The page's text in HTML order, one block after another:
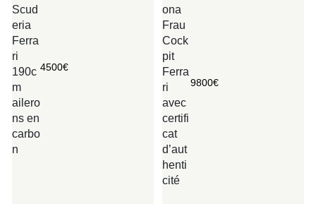
Scud
eria
Ferra
ri
190c
m
ailero
ns en
carbo
n
4500€
ona
Frau
Cock
pit
Ferra
ri
avec
certifi
cat
d’aut
henti
cité
9800€